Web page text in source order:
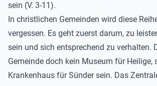
sein (V. 3-11).
In christlichen Gemeinden wird diese
vergessen. Es geht zuerst darum, zu
sein und sich entsprechend zu verhalten.
Gemeinde doch kein Museum für Heilige,
Krankenhaus für Sünder sein. Das